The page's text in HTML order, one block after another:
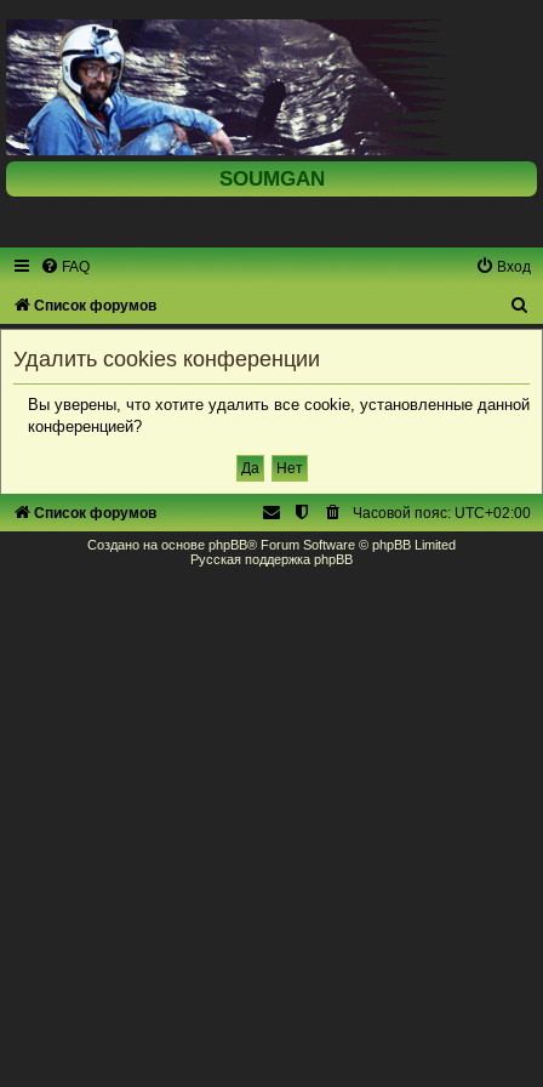
SOUMGAN
FAQ Вход
Список форумов
Удалить cookies конференции
Вы уверены, что хотите удалить все cookie, установленные данной
конференцией?
Список форумов Часовой пояс:UTC+02:00
Создано на основе phpBB® Forum Software © phpBB Limited
Русская поддержка phpBB